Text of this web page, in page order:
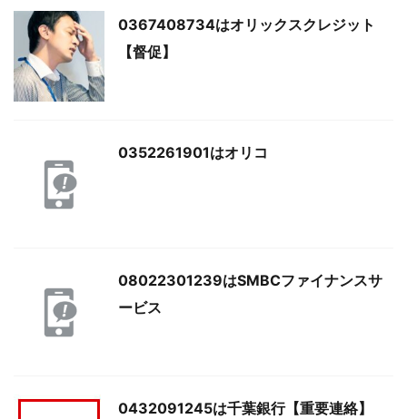
0367408734はオリックスクレジット
【督促】
0352261901はオリコ
08022301239はSMBCファイナンスサ
ービス
0432091245は千葉銀行【重要連絡】